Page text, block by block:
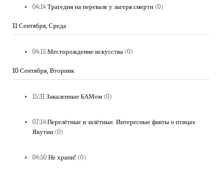
04:14 Трагедия на перевале у лагеря смерти (0)
11 Сентября, Среда
04:15 Месторождение искусства (0)
10 Сентября, Вторник
15:31 Закаленные БАМом (0)
07:14 Перелётные и залётные. Интересные факты о птицах
Якутии (0)
04:50 Не храпи! (0)